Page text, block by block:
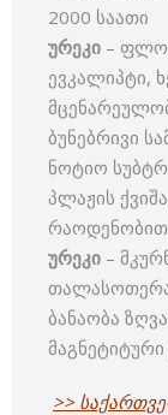
2000 საათი
ურეკი –
ევკალიპტი,
ბუნებრივი
ნოტიო
პლაჟის
რაოდენობით
ურეკი –
ბანაობა
მაგნეტიტური
>>